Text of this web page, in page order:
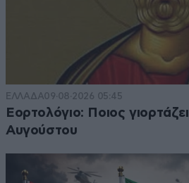
ΕΛΛΑΔΑ09·08·2026 05:45
Εορτολόγιο: Ποιος
Αυγούστου